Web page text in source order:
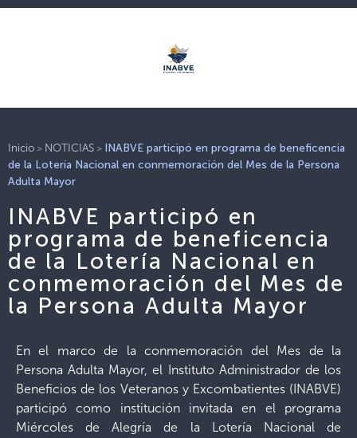
Inicio > NOTICIAS > INABVE participó en programa de beneficencia
de la Lotería Nacional en conmemoración del Mes de la Persona
Adulta Mayor
INABVE participó en
programa de beneficencia
de la Lotería Nacional en
conmemoración del Mes de
la Persona Adulta Mayor
En el marco de la conmemoración del Mes de la
Persona Adulta Mayor, el Instituto Administrador de los
Beneficios de los Veteranos y Excombatientes (INABVE)
participó como institución invitada en el programa
Miércoles de Alegría de la Lotería Nacional de